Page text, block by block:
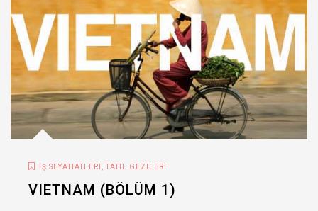
İŞ SEYAHATLERI TATIL GEZILERI
VIETNAM (BÖLÜM 1)